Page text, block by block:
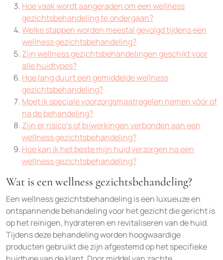
Hoe vaak wordt aangeraden om een wellness
gezichtsbehandeling te ondergaan?
Welke stappen worden meestal gevolgd tijdens een
wellness gezichtsbehandeling?
Zijn wellness gezichtsbehandelingen geschikt voor
alle huidtypes?
Hoe lang duurt een gemiddelde wellness
gezichtsbehandeling?
Moet ik speciale voorzorgsmaatregelen nemen vóór of
na de behandeling?
Zijn er risico’s of bijwerkingen verbonden aan een
wellness gezichtsbehandeling?
Hoe kan ik het beste mijn huid verzorgen na een
wellness gezichtsbehandeling?
Wat is een wellness gezichtsbehandeling?
Een wellness gezichtsbehandeling is een luxueuze en
ontspannende behandeling voor het gezicht die gericht is
op het reinigen, hydrateren en revitaliseren van de huid.
Tijdens deze behandeling worden hoogwaardige
producten gebruikt die zijn afgestemd op het specifieke